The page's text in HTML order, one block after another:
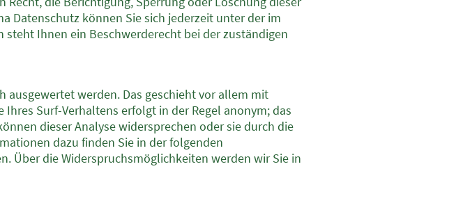
Datenschutz können Sie sich jederzeit unter der im
steht Ihnen ein Beschwerderecht bei der zuständigen
ausgewertet werden. Das geschieht vor allem mit
Surf-Verhaltens erfolgt in der Regel anonym; das
dieser Analyse widersprechen oder sie durch die
dazu finden Sie in der folgenden
Über die Widerspruchsmöglichkeiten werden wir Sie in